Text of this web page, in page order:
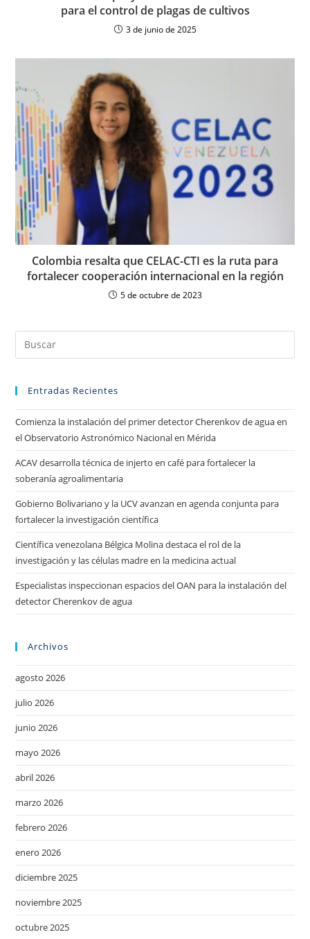
para el control de plagas de cultivos
3 de junio de 2025
Colombia resalta que CELAC-CTI es la ruta para
fortalecer cooperación internacional en la región
5 de octubre de 2023
Entradas Recientes
Comienza la instalación del primer detector Cherenkov de agua en
el Observatorio Astronómico Nacional en Mérida
ACAV desarrolla técnica de injerto en café para fortalecer la
soberanía agroalimentaria
Gobierno Bolivariano y la UCV avanzan en agenda conjunta para
fortalecer la investigación científica
Científica venezolana Bélgica Molina destaca el rol de la
investigación y las células madre en la medicina actual
Especialistas inspeccionan espacios del OAN para la instalación del
detector Cherenkov de agua
Archivos
agosto 2026
julio 2026
junio 2026
mayo 2026
abril 2026
marzo 2026
febrero 2026
enero 2026
diciembre 2025
noviembre 2025
octubre 2025